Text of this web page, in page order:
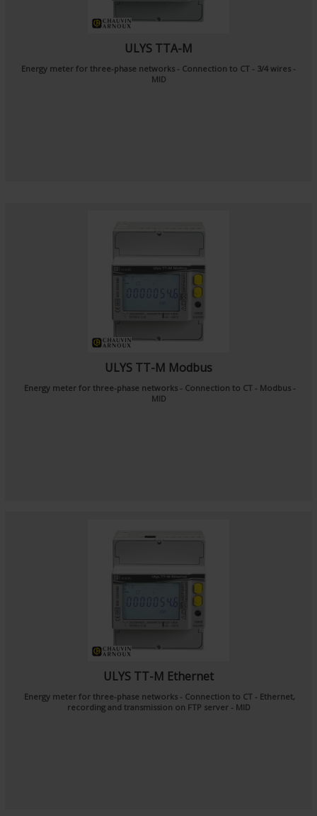
ULYS TTA-M
Energy meter for three-phase networks - Connection to CT - 3/4 wires -
MID
ULYS TT-M Modbus
Energy meter for three-phase networks - Connection to CT - Modbus -
MID
ULYS TT-M Ethernet
Energy meter for three-phase networks - Connection to CT - Ethernet,
recording and transmission on FTP server - MID